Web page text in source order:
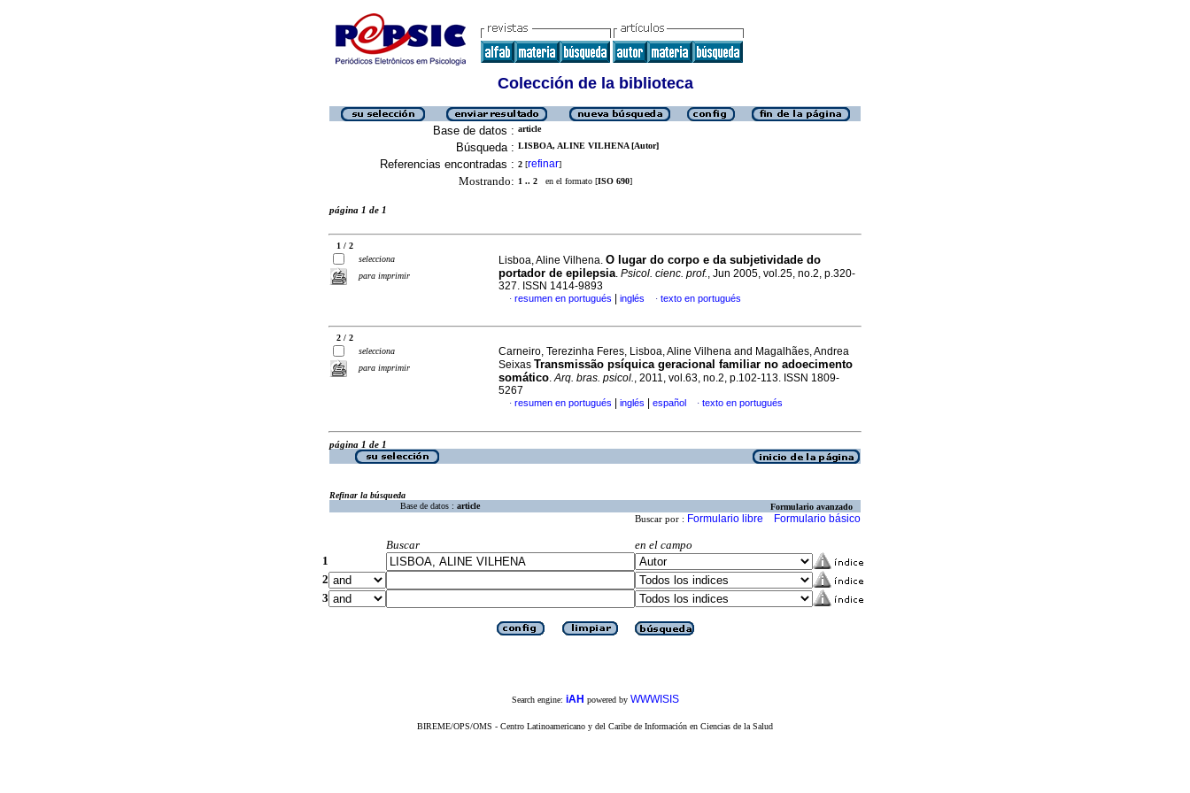
Colección de la biblioteca
Base de datos : article
Búsqueda : LISBOA, ALINE VILHENA [Autor]
Referencias encontradas : 2 [refinar]
Mostrando: 1 .. 2 en el formato [ISO 690]
página 1 de 1
1 / 2
selecciona
para imprimir
Lisboa, Aline Vilhena. O lugar do corpo e da subjetividade do
portador de epilepsia. Psicol. cienc. prof., Jun 2005, vol.25, no.2, p.320-
327. ISSN 1414-9893
· resumen en portugués inglés · texto en portugués
2 / 2
selecciona
para imprimir
Carneiro, Terezinha Feres, Lisboa, Aline Vilhena and Magalhães, Andrea
Seixas Transmissão psíquica geracional familiar no adoecimento
somático.Arq. bras. psicol., 2011, vol.63, no.2, p.102-113. ISSN 1809-
5267
· resumen en portugués inglés español · texto en portugués
página 1 de 1
Refinar la búsqueda
Base de datos : article Formulario avanzado
Buscar por : Formulario libre Formulario básico
Buscar
en el campo
1
2
3
Search engine: iAH powered by WWWISIS
BIREME/OPS/OMS - Centro Latinoamericano y del Caribe de Información en Ciencias de la Salud